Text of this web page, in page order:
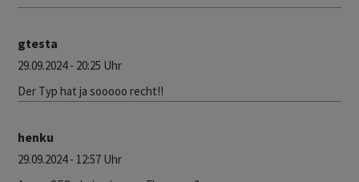
gtesta
29.09.2024 - 20:25 Uhr
Der Typ hat ja sooooo recht!!
henku
29.09.2024 - 12:57 Uhr